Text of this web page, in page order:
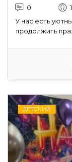
0
У нас есть
продолжить
ДЕТСКИЙ